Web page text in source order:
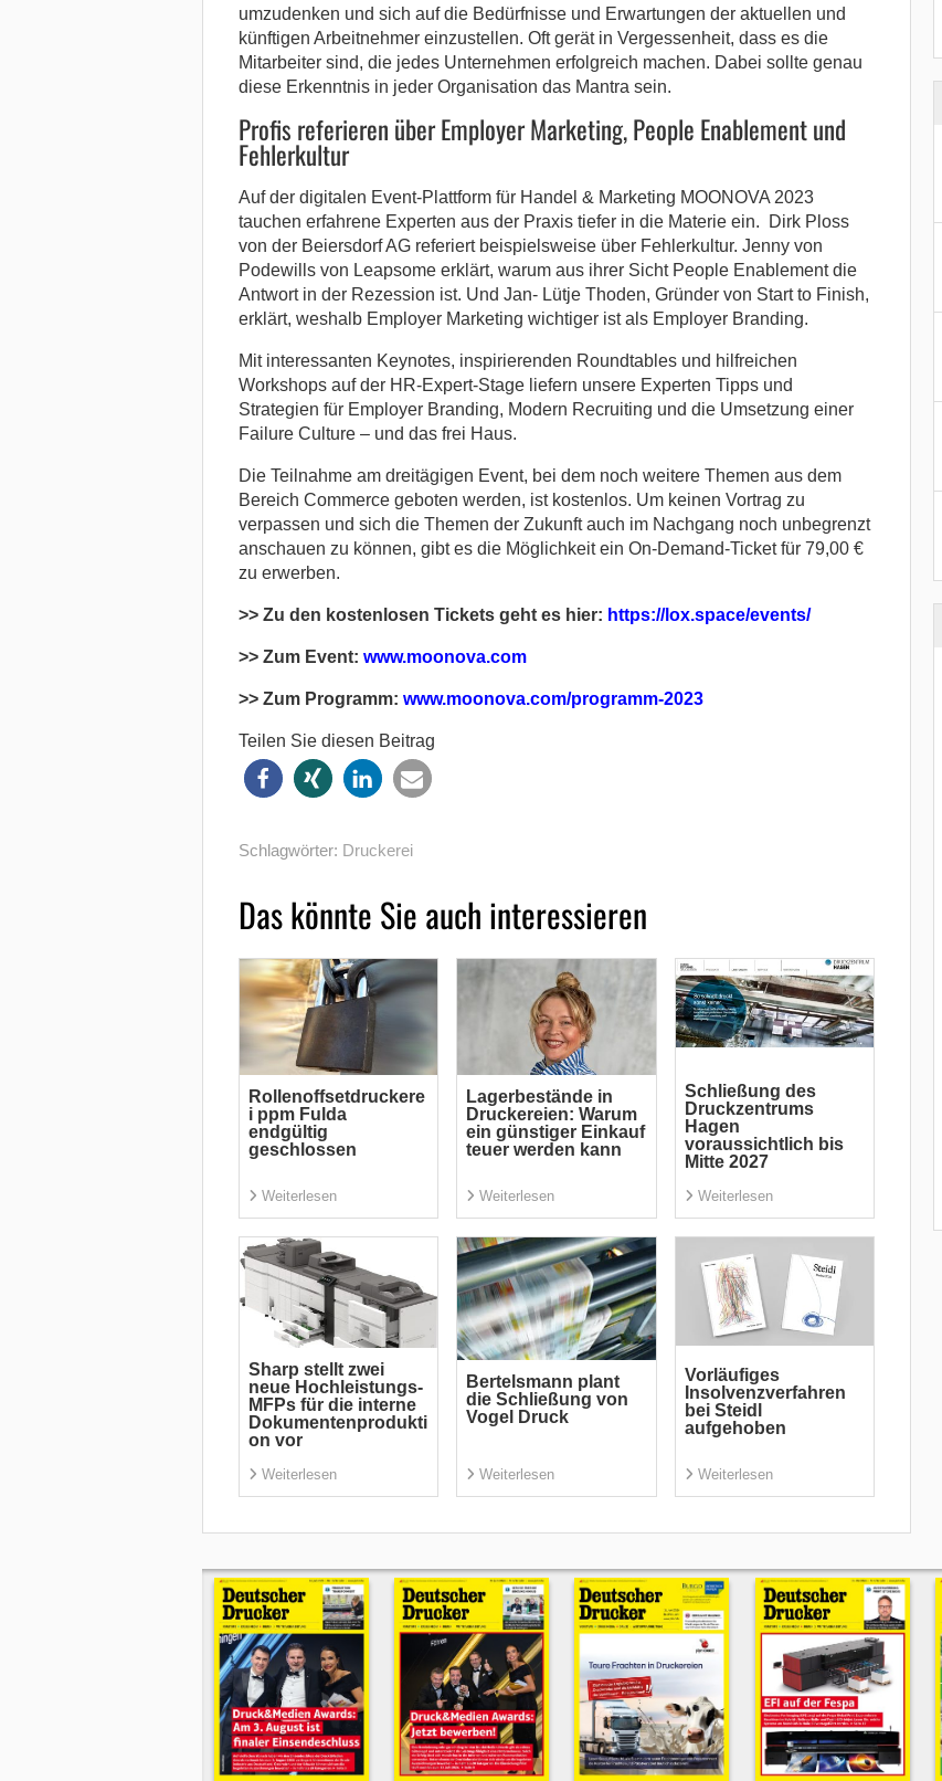
umzudenken und sich auf die Bedürfnisse und Erwartungen der aktuellen und
künftigen Arbeitnehmer einzustellen. Oft gerät in Vergessenheit, dass es die
Mitarbeiter sind, die jedes Unternehmen erfolgreich machen. Dabei sollte genau
diese Erkenntnis in jeder Organisation das Mantra sein.
Profis referieren über Employer Marketing, People Enablement und
Fehlerkultur
Auf der digitalen Event-Plattform für Handel & Marketing MOONOVA 2023
tauchen erfahrene Experten aus der Praxis tiefer in die Materie ein. Dirk Ploss
von der Beiersdorf AG referiert beispielsweise über Fehlerkultur. Jenny von
Podewills von Leapsome erklärt, warum aus ihrer Sicht People Enablement die
Antwort in der Rezession ist. Und Jan- Lütje Thoden, Gründer von Start to Finish,
erklärt, weshalb Employer Marketing wichtiger ist als Employer Branding.
Mit interessanten Keynotes, inspirierenden Roundtables und hilfreichen
Workshops auf der HR-Expert-Stage liefern unsere Experten Tipps und
Strategien für Employer Branding, Modern Recruiting und die Umsetzung einer
Failure Culture – und das frei Haus.
Die Teilnahme am dreitägigen Event, bei dem noch weitere Themen aus dem
Bereich Commerce geboten werden, ist kostenlos. Um keinen Vortrag zu
verpassen und sich die Themen der Zukunft auch im Nachgang noch unbegrenzt
anschauen zu können, gibt es die Möglichkeit ein On-Demand-Ticket für 79,00 €
zu erwerben.
>> Zu den kostenlosen Tickets geht es hier: https://lox.space/events/
>> Zum Event: www.moonova.com
>> Zum Programm: www.moonova.com/programm-2023
Teilen Sie diesen Beitrag
Schlagwörter: Druckerei
Das könnte Sie auch interessieren
Rollenoffsetdruckere
i ppm Fulda
endgültig
geschlossen
Weiterlesen
Lagerbestände in
Druckereien: Warum
ein günstiger Einkauf
teuer werden kann
Weiterlesen
Schließung des
Druckzentrums
Hagen
voraussichtlich bis
Mitte 2027
Weiterlesen
Sharp stellt zwei
neue Hochleistungs-
MFPs für die interne
Dokumentenprodukti
on vor
Weiterlesen
Bertelsmann plant
die Schließung von
Vogel Druck
Weiterlesen
Vorläufiges
Insolvenzverfahren
bei Steidl
aufgehoben
Weiterlesen